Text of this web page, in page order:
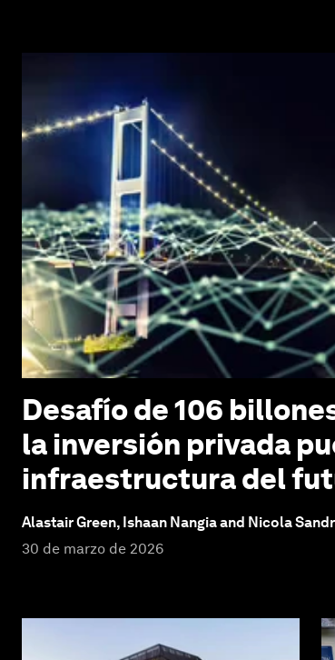
Desafío de 106
la inversión privada
infraestructura del
Alastair Green, Ishaan Nangia and Nicola
30 de marzo de 2026